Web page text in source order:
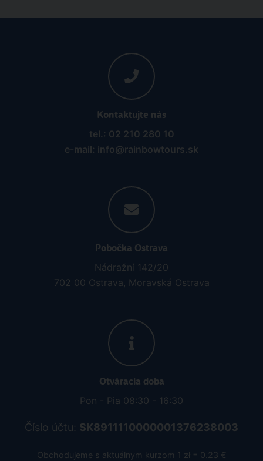
Kontaktujte nás
tel.: 02 210 280 10
e-mail: info@rainbowtours.sk
Pobočka Ostrava
Nádražní 142/20
702 00 Ostrava, Moravská Ostrava
Otváracia doba
Pon - Pia 08:30 - 16:30
Číslo účtu: SK8911110000001376238003
Obchodujeme s aktuálnym kurzom 1 zł = 0.23 €